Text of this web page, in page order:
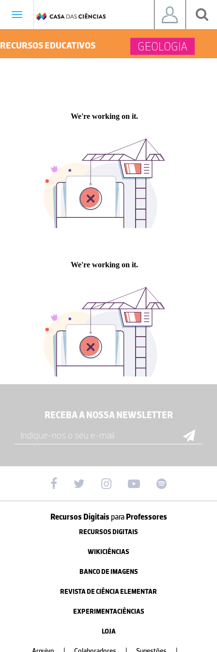
Toggle
RECURSOS EDUCATIVOS GEOLOGIA
RECEBA A NOSSA NEWSLETTER
Recursos Digitais paraProfessores
RECURSOS DIGITAIS
WIKICIÊNCIAS
BANCO DE IMAGENS
REVISTA DE CIÊNCIA ELEMENTAR
EXPERIMENTACIÊNCIAS
LOJA